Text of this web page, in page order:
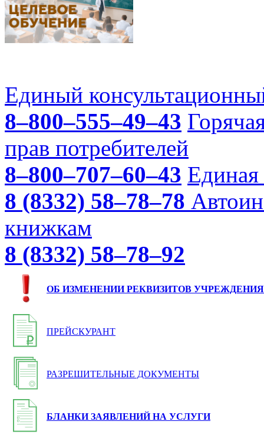
Единый
8–800–555–49–43
прав потребителей
8–800–707–60–43 Единая
8 (8332) 58–78–78
книжкам
8 (8332) 58–78–92
ОБ ИЗМЕНЕНИИ РЕКВИЗИТОВ УЧРЕЖДЕНИЯ
ПРЕЙСКУРАНТ
РАЗРЕШИТЕЛЬНЫЕ ДОКУМЕНТЫ
БЛАНКИ ЗАЯВЛЕНИЙ НА УСЛУГИ